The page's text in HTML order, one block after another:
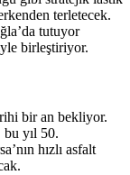
terletecek.
tutuyor
birleştiriyor.
bir an bekliyor.
bu yıl 50.
hızlı asfalt